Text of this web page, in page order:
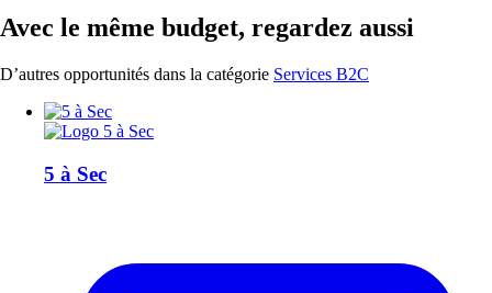
Avec le même budget, regardez aussi
D’autres opportunités dans la catégorie Services B2C
5 à Sec